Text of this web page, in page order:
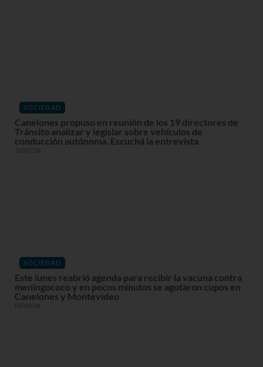
SOCIEDAD
Canelones propuso en reunión de los 19 directores de
Tránsito analizar y legislar sobre vehículos de
conducción autónoma. Escuchá la entrevista
31/07/26
SOCIEDAD
Este lunes reabrió agenda para recibir la vacuna contra
meningococo y en pocos minutos se agotaron cupos en
Canelones y Montevideo
03/08/26